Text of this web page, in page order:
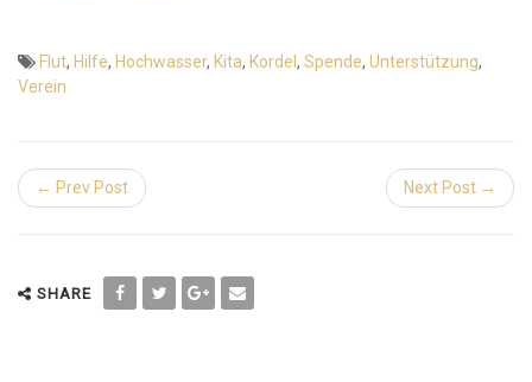
Flut, Hilfe, Hochwasser, Kita, Kordel , Spende, Unterstützung,
Verein
← Prev Post Next Post →
SHARE